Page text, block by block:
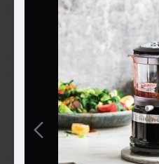
Pip Studio Mavi Porselen
Kahve Fincanı 125 Ml Love
Birds 51004211
2.399 ₺
ÇOK SATAN
STOKTA YOK
Royal Yumurtalık Pembe
799 ₺